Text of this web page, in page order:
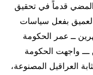
قدماً في تحقيق
العميق بفعل سياسات
ــ عمر الحكومة
ـــ واجهت الحكومة
العراقيل المصنوعة،